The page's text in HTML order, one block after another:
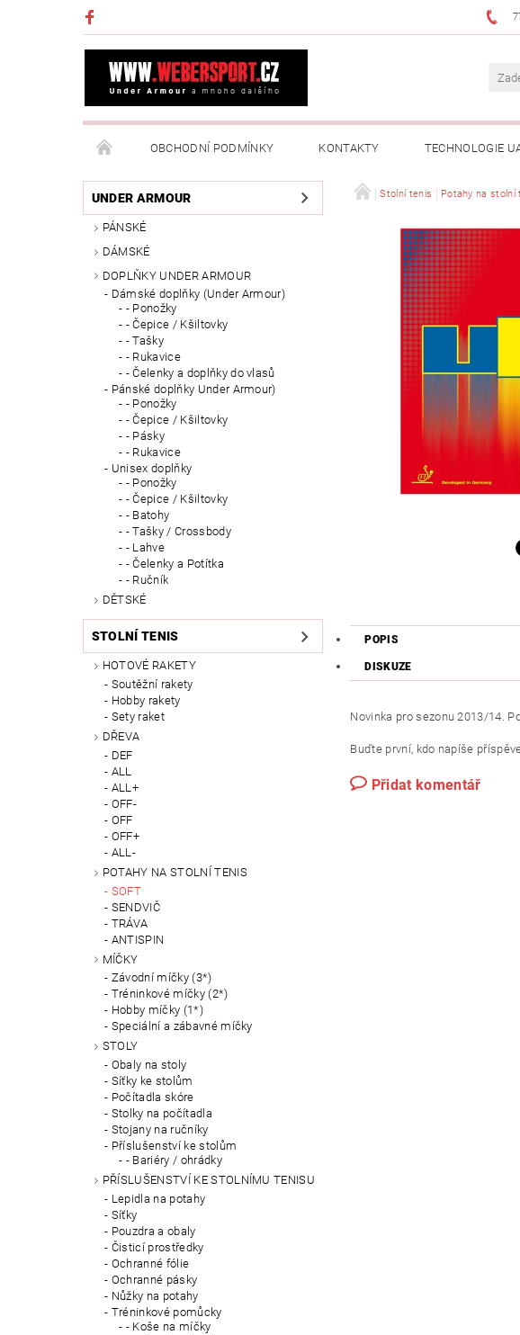
OBCHODNÍ PODMÍNKY KONTAKTY TECHNOLOGIE
NAPIŠTE NÁM MOJE OBJEDNÁVKA
UNDER ARMOUR
PÁNSKÉ
DÁMSKÉ
DOPLŇKY UNDER ARMOUR
Dámské doplňky (Under Armour)
- Ponožky
- Čepice / Kšiltovky
- Tašky
- Rukavice
- Čelenky a doplňky do vlasů
Pánské doplňky Under Armour)
- Ponožky
- Čepice / Kšiltovky
- Pásky
- Rukavice
Unisex doplňky
- Ponožky
- Čepice / Kšiltovky
- Batohy
- Tašky / Crossbody
- Lahve
- Čelenky a Potítka
- Ručník
DĚTSKÉ
STOLNÍ TENIS
HOTOVÉ RAKETY
Soutěžní rakety
Hobby rakety
Sety raket
DŘEVA
DEF
ALL
ALL+
OFF-
OFF
OFF+
ALL-
POTAHY NA STOLNÍ TENIS
SOFT
SENDVIČ
TRÁVA
ANTISPIN
MÍČKY
Závodní míčky (3*)
Tréninkové míčky (2*)
Hobby míčky (1*)
Speciální a zábavné míčky
STOLY
Obaly na stoly
Síťky ke stolům
Počítadla skóre
Stolky na počítadla
Stojany na ručníky
Příslušenství ke stolům
- Bariéry / ohrádky
PŘÍSLUŠENSTVÍ KE STOLNÍMU TENISU
Lepidla na potahy
Síťky
Pouzdra a obaly
Čisticí prostředky
Ochranné fólie
Ochranné pásky
Nůžky na potahy
Tréninkové pomůcky
- Koše na míčky
Stolní tenis Potahy na stolní
POPIS
DISKUZE
Novinka pro sezonu 2013/14.
Buďte první, kdo napíše
Přidat komentář